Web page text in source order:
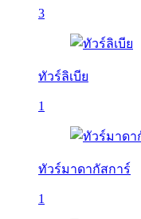
3
ทัวร์ลิเบีย
1
ทัวร์มาดากัสการ์
1